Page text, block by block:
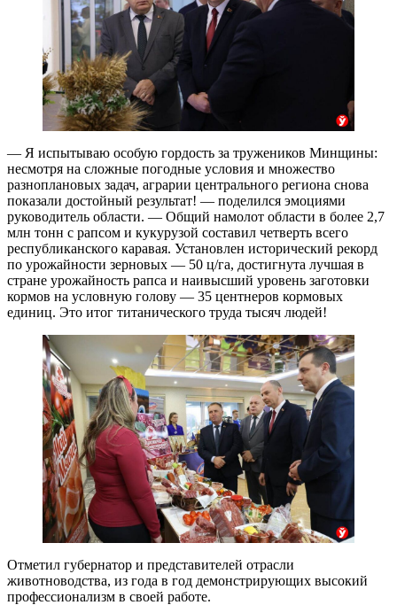
— Я испытываю особую гордость за тружеников Минщины:
несмотря на сложные погодные условия и множество
разноплановых задач, аграрии центрального региона снова
показали достойный результат! — поделился эмоциями
руководитель области. — Общий намолот области в более 2,7
млн тонн с рапсом и кукурузой составил четверть всего
республиканского каравая. Установлен исторический рекорд
по урожайности зерновых — 50 ц/га, достигнута лучшая в
стране урожайность рапса и наивысший уровень заготовки
кормов на условную голову — 35 центнеров кормовых
единиц. Это итог титанического труда тысяч людей!
Отметил губернатор и представителей отрасли
животноводства, из года в год демонстрирующих высокий
профессионализм в своей работе.